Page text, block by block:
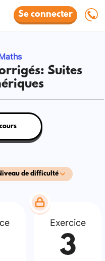
Se connecter
Suites
de difficulté
Exercice
3